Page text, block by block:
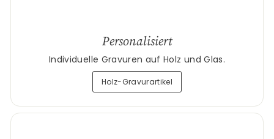
Personalisiert
Individuelle Gravuren auf Holz und Glas.
Holz-Gravurartikel